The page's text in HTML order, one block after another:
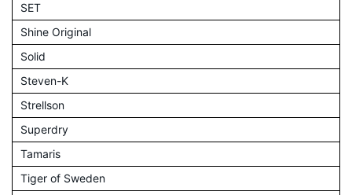
SET
Shine Original
Solid
Steven-K
Strellson
Superdry
Tamaris
Tiger of Sweden